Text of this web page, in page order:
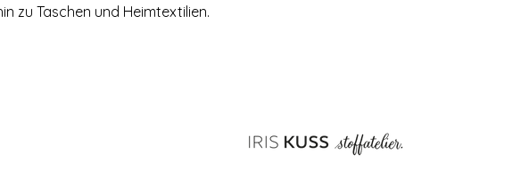
zu Taschen und Heimtextilien.